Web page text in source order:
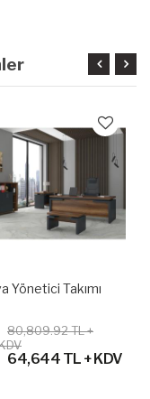
Yönetici Takımı
80,809.92 TL +
64,644 TL + KDV